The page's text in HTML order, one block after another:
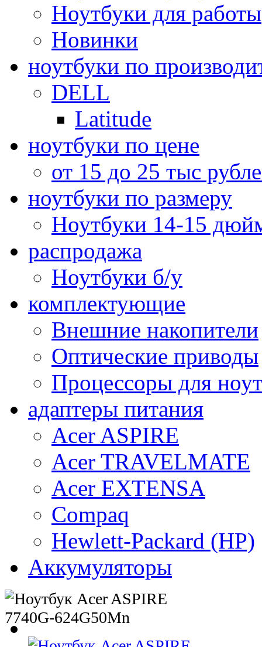
Ноутбуки для работы
Новинки
ноутбуки по
DELL
Latitude
ноутбуки по цене
от 15 до 25 тыс
ноутбуки по размеру
Ноутбуки 14-15
распродажа
Ноутбуки б/у
комплектующие
Внешние накопители
Оптические приводы
Процессоры для
адаптеры питания
Acer ASPIRE
Acer TRAVELMATE
Acer EXTENSA
Compaq
Hewlett-Packard (HP)
Аккумуляторы